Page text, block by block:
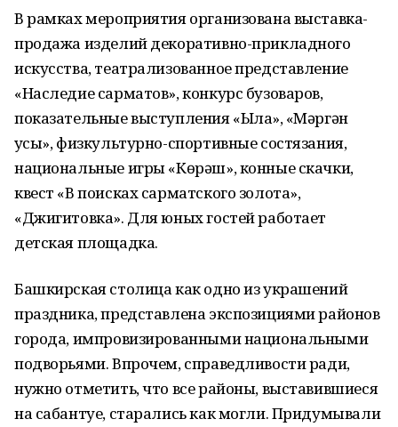
В рамках мероприятия организована выставка-
продажа изделий декоративно-прикладного
искусства, театрализованное представление
«Наследие сарматов», конкурс бузоваров,
показательные выступления «Ылаҡ», «Мәргән
уҡсы», физкультурно-спортивные состязания,
национальные игры «Көрәш», конные скачки,
квест «В поисках сарматского золота»,
«Джигитовка». Для юных гостей работает
детская площадка.
Башкирская столица как одно из украшений
праздника, представлена экспозициями районов
города, импровизированными национальными
подворьями. Впрочем, справедливости ради,
нужно отметить, что все районы, выставившиеся
на сабантуе, старались как могли. Придумывали